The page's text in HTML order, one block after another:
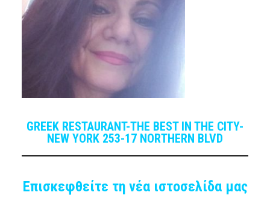
GREEK RESTAURANT-THE BEST IN THE CITY-
NEW YORK 253-17 NORTHERN BLVD
Επισκεφθείτε τη νέα ιστοσελίδα μας